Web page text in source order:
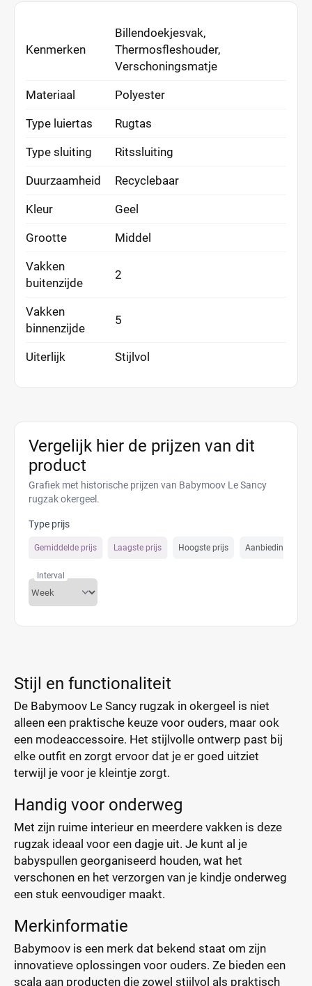
Kenmerken
Billendoekjesvak,
Thermosfleshouder,
Verschoningsmatje
Materiaal Polyester
Type luiertas Rugtas
Type sluiting Ritssluiting
Duurzaamheid Recyclebaar
Kleur Geel
Grootte Middel
Vakken
buitenzijde
2
Vakken
binnenzijde
5
Uiterlijk Stijlvol
Vergelijk hier de prijzen van dit
product
Grafiek met historische prijzen van Babymoov Le Sancy
rugzak okergeel.
Type prijs
Gemiddelde prijs Laagste prijs Hoogste prijs Aanbiedings prijs
Interval
Stijl en functionaliteit
De Babymoov Le Sancy rugzak in okergeel is niet
alleen een praktische keuze voor ouders, maar ook
een modeaccessoire. Het stijlvolle ontwerp past bij
elke outfit en zorgt ervoor dat je er goed uitziet
terwijl je voor je kleintje zorgt.
Handig voor onderweg
Met zijn ruime interieur en meerdere vakken is deze
rugzak ideaal voor een dagje uit. Je kunt al je
babyspullen georganiseerd houden, wat het
verschonen en het verzorgen van je kindje onderweg
een stuk eenvoudiger maakt.
Merkinformatie
Babymoov is een merk dat bekend staat om zijn
innovatieve oplossingen voor ouders. Ze bieden een
scala aan producten die zowel stijlvol als praktisch